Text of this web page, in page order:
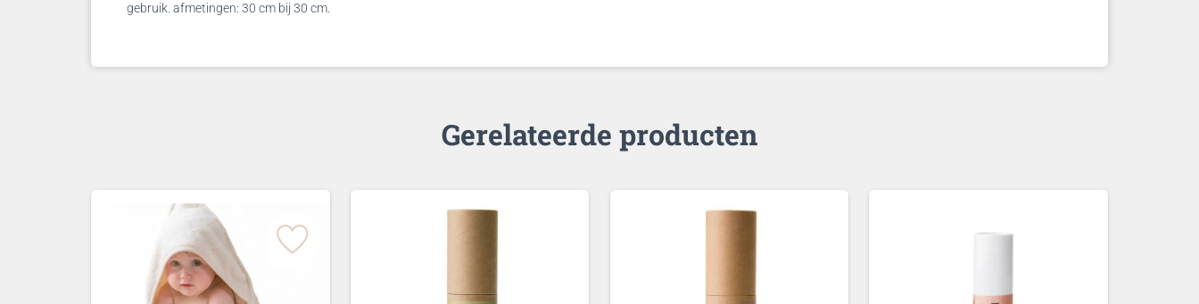
gebruik. afmetingen: 30 cm bij 30 cm.
Gerelateerde producten